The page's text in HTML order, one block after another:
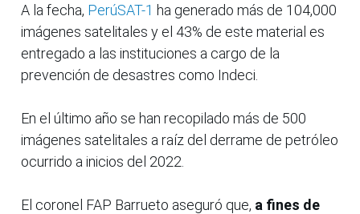
A la fecha, PerúSAT-1 ha generado más de 104,000
imágenes satelitales y el 43% de este material es
entregado a las instituciones a cargo de la
prevención de desastres como Indeci.
En el último año se han recopilado más de 500
imágenes satelitales a raíz del derrame de petróleo
ocurrido a inicios del 2022.
El coronel FAP Barrueto aseguró que, a fines de